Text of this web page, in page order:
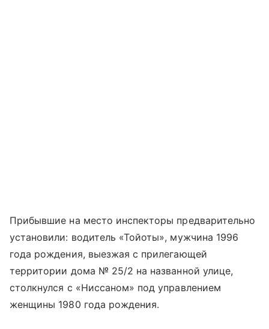
Прибывшие на место инспекторы предварительно
установили: водитель «Тойоты», мужчина 1996
года рождения, выезжая с прилегающей
территории дома № 25/2 на названной улице,
столкнулся с «Ниссаном» под управлением
женщины 1980 года рождения.